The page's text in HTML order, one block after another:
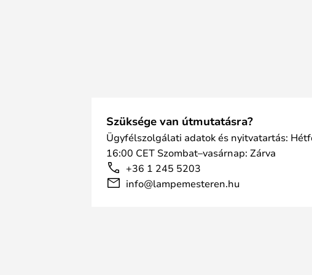
Szüksége van útmutatásra?
Ügyfélszolgálati adatok és nyitvatartás:
16:00 CET Szombat–vasárnap: Zárva
+36 1 245 5203
info@lampemesteren.hu